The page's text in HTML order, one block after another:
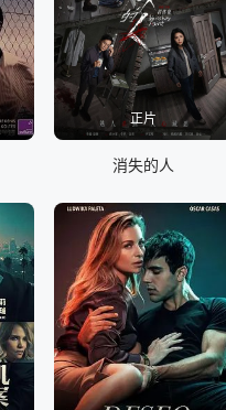
正片
消失的人